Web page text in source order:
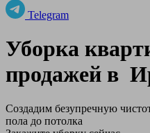
Telegram
Уборка
продажей в
Создадим безупречную
пола до потолка